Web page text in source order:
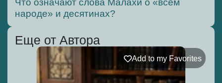
Что означают слова Малахи о «всём
народе» и десятинах?
Еще от Автора
Add to my Favorites